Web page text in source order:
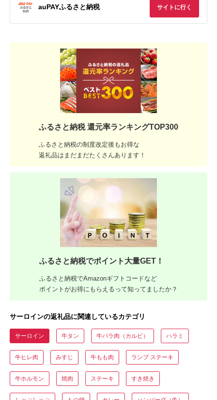
auPAYふるさと納税 サイトに行く
ふるさと納税 還元率ランキングTOP300
ふるさと納税の制度改定後もお得な
返礼品はまだまだたくさんあります！
ふるさと納税でポイント大量GET！
ふるさと納税でAmazonギフトコードなど
ポイントがお得にもらえるって知ってましたか？
サーロインの返礼品に関連しているカテゴリ
サーロイン 牛タン 牛バラ肉（カルビ） ハラミ
牛ヒレ肉 みすじ 牛もも肉 ランプ ステーキ
牛ホルモン 焼肉 ステーキ すき焼き